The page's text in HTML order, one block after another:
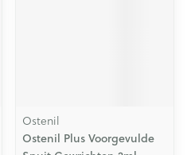
Ostenil
Ostenil Plus Voorgevulde